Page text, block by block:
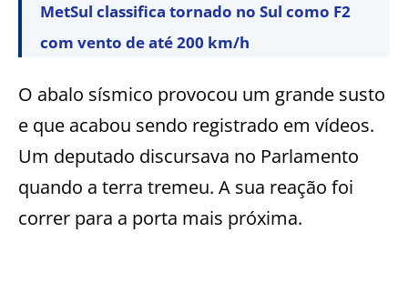
MetSul classifica tornado no Sul como F2
com vento de até 200 km/h
O abalo sísmico provocou um grande susto
e que acabou sendo registrado em vídeos.
Um deputado discursava no Parlamento
quando a terra tremeu. A sua reação foi
correr para a porta mais próxima.